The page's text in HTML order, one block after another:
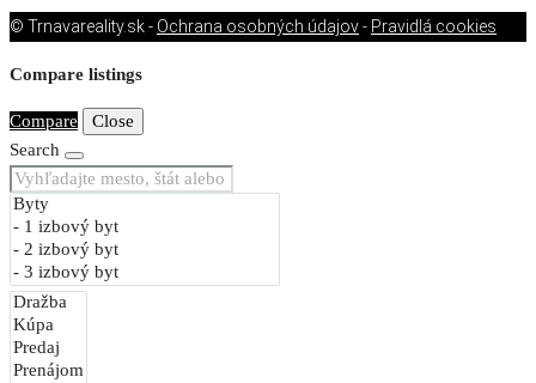
© Trnavareality.sk - Ochrana osobných údajov- Pravidlá cookies
Compare listings
Compare
Close
Search